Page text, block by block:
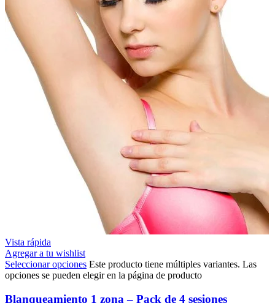
Vista rápida
Agregar a tu wishlist
Seleccionar opciones Este producto tiene múltiples variantes. Las
opciones se pueden elegir en la página de producto
Blanqueamiento 1 zona – Pack de 4 sesiones